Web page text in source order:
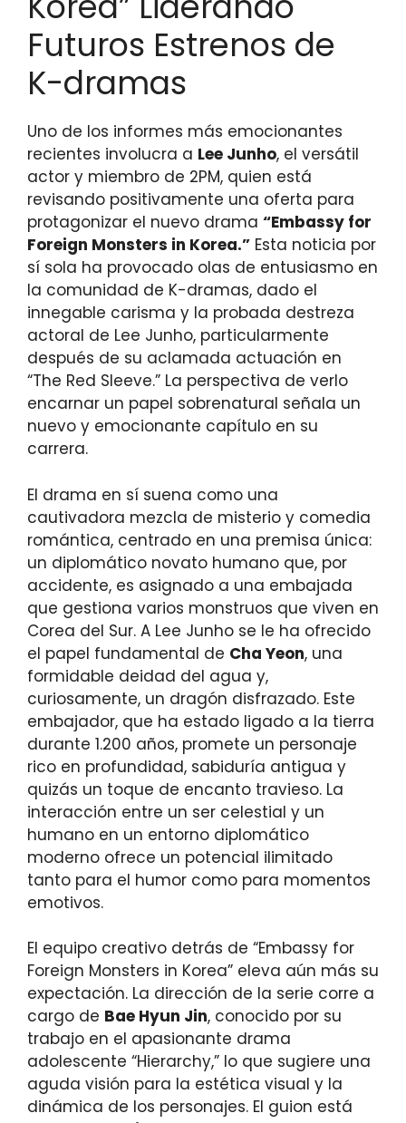
Futuros Estrenos de
K-dramas
Uno de los informes más emocionantes
recientes involucra a Lee Junho, el versátil
actor y miembro de 2PM, quien está
revisando positivamente una oferta para
protagonizar el nuevo drama “Embassy for
Foreign Monsters in Korea.” Esta noticia por
sí sola ha provocado olas de entusiasmo en
la comunidad de K-dramas, dado el
innegable carisma y la probada destreza
actoral de Lee Junho, particularmente
después de su aclamada actuación en
“The Red Sleeve.” La perspectiva de verlo
encarnar un papel sobrenatural señala un
nuevo y emocionante capítulo en su
carrera.
El drama en sí suena como una
cautivadora mezcla de misterio y comedia
romántica, centrado en una premisa única:
un diplomático novato humano que, por
accidente, es asignado a una embajada
que gestiona varios monstruos que viven en
Corea del Sur. A Lee Junho se le ha ofrecido
el papel fundamental de Cha Yeon, una
formidable deidad del agua y,
curiosamente, un dragón disfrazado. Este
embajador, que ha estado ligado a la tierra
durante 1.200 años, promete un personaje
rico en profundidad, sabiduría antigua y
quizás un toque de encanto travieso. La
interacción entre un ser celestial y un
humano en un entorno diplomático
moderno ofrece un potencial ilimitado
tanto para el humor como para momentos
emotivos.
El equipo creativo detrás de “Embassy for
Foreign Monsters in Korea” eleva aún más su
expectación. La dirección de la serie corre a
cargo de Bae Hyun Jin, conocido por su
trabajo en el apasionante drama
adolescente “Hierarchy,” lo que sugiere una
aguda visión para la estética visual y la
dinámica de los personajes. El guion está